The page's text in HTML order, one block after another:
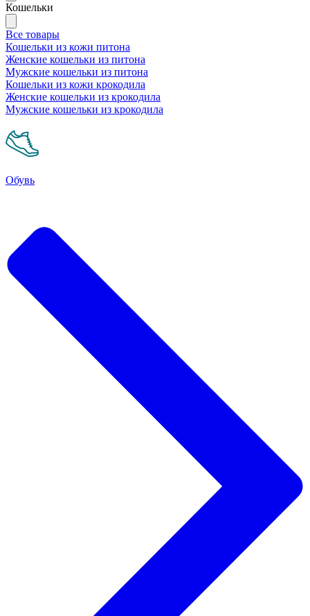
Кошельки
Все товары
Кошельки из кожи питона
Женские кошельки из питона
Мужские кошельки из питона
Кошельки из кожи крокодила
Женские кошельки из крокодила
Мужские кошельки из крокодила
Обувь